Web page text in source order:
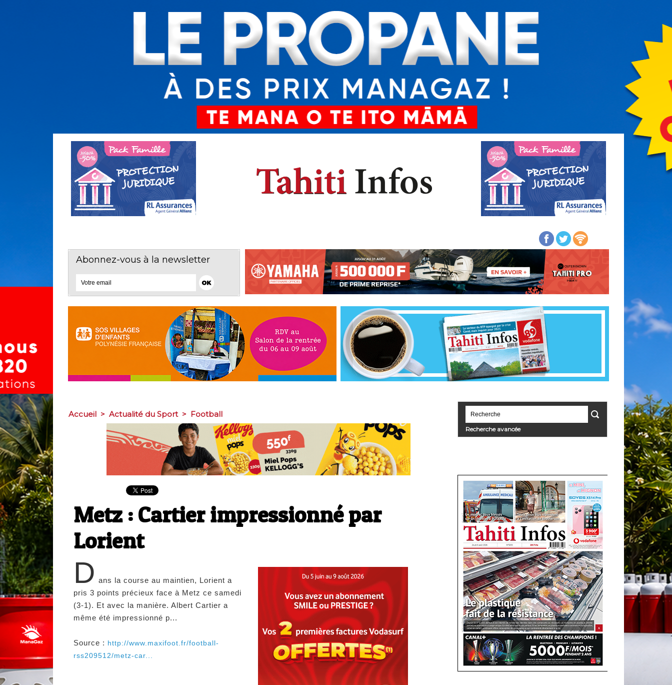
Abonnez-vous à la newsletter
Accueil > Actualité du Sport > Football
Metz : Cartier impressionné par
Lorient
D ans la course au maintien, Lorient a
pris 3 points précieux face à Metz ce samedi
(3-1). Et avec la manière. Albert Cartier a
même été impressionné p...
Source : http://www.maxifoot.fr/football-
rss209512/metz-car...
Recherche avancée